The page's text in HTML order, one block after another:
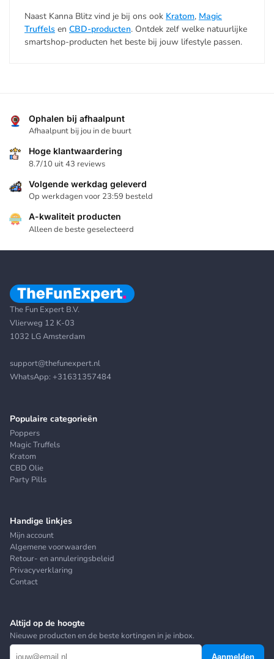
Naast Kanna Blitz vind je bij ons ook Kratom, Magic
Truffels en CBD-producten. Ontdek zelf welke natuurlijke
smartshop-producten het beste bij jouw lifestyle passen.
Ophalen bij afhaalpunt
Afhaalpunt bij jou in de buurt
Hoge klantwaardering
8.7/10 uit 43 reviews
Volgende werkdag geleverd
Op werkdagen voor 23:59 besteld
A-kwaliteit producten
Alleen de beste geselecteerd
The Fun Expert B.V.
Vlierweg 12 K-03
1032 LG Amsterdam
support@thefunexpert.nl
WhatsApp: +31631357484
Populaire categorieën
Poppers
Magic Truffels
Kratom
CBD Olie
Party Pills
Handige linkjes
Mijn account
Algemene voorwaarden
Retour- en annuleringsbeleid
Privacyverklaring
Contact
Altijd op de hoogte
Nieuwe producten en de beste kortingen in je inbox.
Aanmelden